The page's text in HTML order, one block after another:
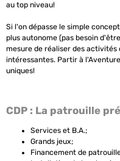
au top niveau!
Si l'on dépasse le simple
plus autonome (pas besoin
mesure de réaliser des
intéressantes. Partir à
uniques!
CDP : La patrouille
Services et B.A.;
Grands jeux;
Financement de